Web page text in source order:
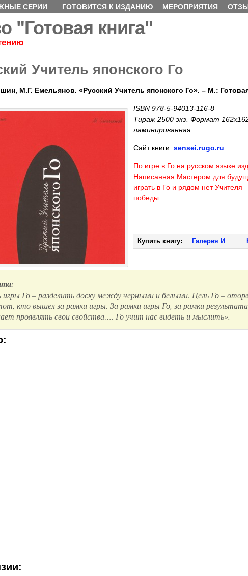
СЕРИИ ГОТОВИТСЯ К ИЗДАНИЮ МЕРОПРИЯТИЯ
"Готовая книга"
Учитель японского Го
М.Г. Емельянов. «Русский Учитель японского Го». – М.:
ISBN 978-5-94013-116-8
Тираж 2500 экз. Формат
ламинированная.
Сайт книги: sensei.rugo.ru
По игре в Го на русском языке
Написанная Мастером для
играть в Го и рядом нет
победы.
Купить книгу: Галерея И
игры Го – разделить доску между черными и белыми. Цель Го –
кто вышел за рамки игры. За рамки игры Го, за рамки
проявлять свои свойства…. Го учит нас видеть и мыслить».